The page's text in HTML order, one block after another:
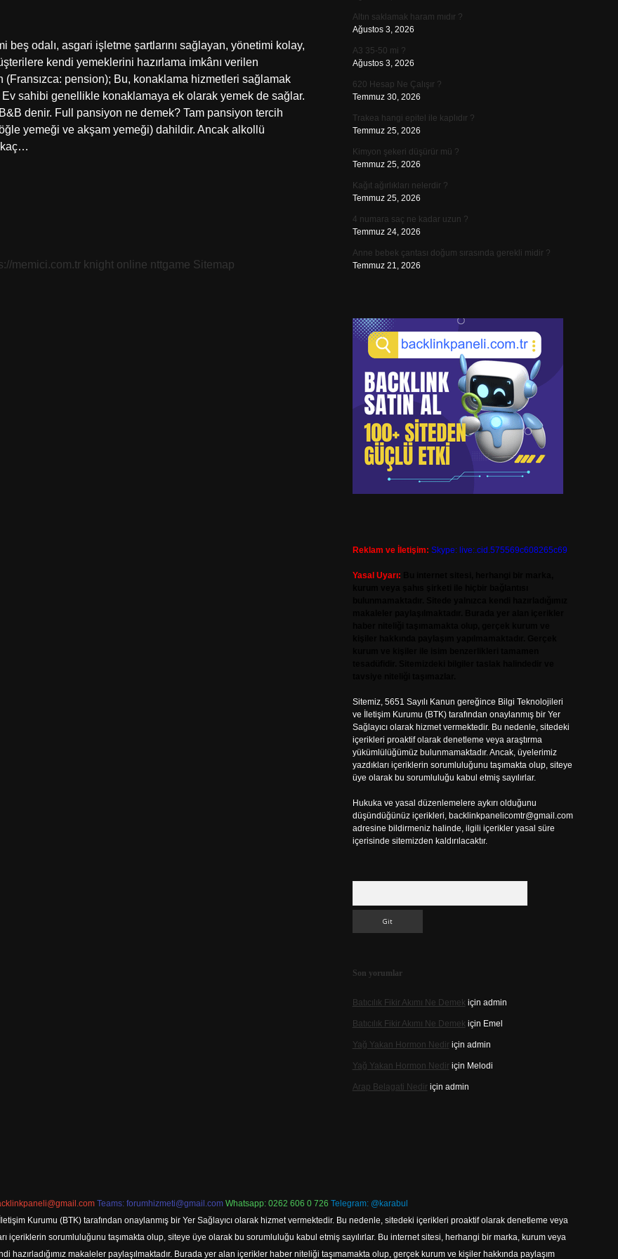
beş odalı, asgari işletme şartlarını sağlayan, yönetimi kolay,
kendi yemeklerini hazırlama imkânı verilen
pension); Bu, konaklama hizmetleri sağlamak
sahibi genellikle konaklamaya ek olarak yemek de sağlar.
denir. Full pansiyon ne demek? Tam pansiyon tercih
yemeği ve akşam yemeği) dahildir. Ancak alkollü
kaç…
memici.com.tr knight online nttgame Sitemap
Altın saklamak haram mıdır ?
Ağustos 3, 2026
A3 35-50 mi ?
Ağustos 3, 2026
620 Hesap Ne Çalışır ?
Temmuz 30, 2026
Trakea hangi epitel ile kaplıdır ?
Temmuz 25, 2026
Kimyon şekeri düşürür mü ?
Temmuz 25, 2026
Kağıt ağırlıkları nelerdir ?
Temmuz 25, 2026
4 numara saç ne kadar uzun ?
Temmuz 24, 2026
Anne bebek çantası doğum sırasında gerekli midir ?
Temmuz 21, 2026
Reklam ve İletişim: Skype: live:.cid.575569c608265c69
Yasal Uyarı:
Sitemiz, 5651 Sayılı Kanun gereğince Bilgi Teknolojileri
ve İletişim Kurumu (BTK) tarafından onaylanmış bir Yer
Sağlayıcı olarak hizmet vermektedir. Bu nedenle, sitedeki
içerikleri proaktif olarak denetleme veya araştırma
yükümlülüğümüz bulunmamaktadır. Ancak, üyelerimiz
yazdıkları içeriklerin sorumluluğunu taşımakta olup, siteye
üye olarak bu sorumluluğu kabul etmiş sayılırlar.
Hukuka ve yasal düzenlemelere aykırı olduğunu
düşündüğünüz içerikleri, backlinkpanelicomtr@gmail.com
adresine bildirmeniz halinde, ilgili içerikler yasal süre
içerisinde sitemizden kaldırılacaktır.
Son yorumlar
Batıcılık Fikir Akımı Ne Demek için admin
Batıcılık Fikir Akımı Ne Demek için Emel
Yağ Yakan Hormon Nediriçin admin
Yağ Yakan Hormon Nediriçin Melodi
Arap Belagati Nediriçin admin
Teams: forumhizmeti@gmail.com Whatsapp: 0262 606 0 726 Telegram: @karabul
Kurumu (BTK) tarafından onaylanmış bir Yer Sağlayıcı olarak hizmet vermektedir. Bu nedenle, sitedeki içerikleri proaktif olarak denetleme veya
içeriklerin sorumluluğunu taşımakta olup, siteye üye olarak bu sorumluluğu kabul etmiş sayılırlar. Bu internet sitesi, herhangi bir marka, kurum veya
hazırladığımız makaleler paylaşılmaktadır. Burada yer alan içerikler haber niteliği taşımamakta olup, gerçek kurum ve kişiler hakkında paylaşım